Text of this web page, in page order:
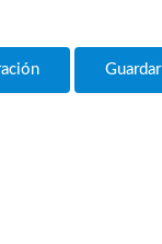
Guardar